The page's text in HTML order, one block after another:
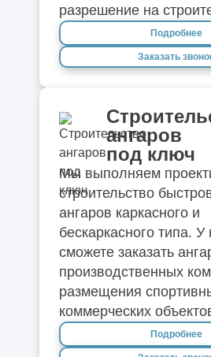
разрешение на
Подробнее
Заказать
ангаров
под ключ
Мы выполняем
строительство
ангаров каркасного и
бескаркасного типа. У
сможете заказать
производственных
размещения
коммерческих
Подробнее